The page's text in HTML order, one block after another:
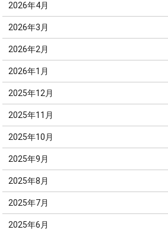
2026年4月
2026年3月
2026年2月
2026年1月
2025年12月
2025年11月
2025年10月
2025年9月
2025年8月
2025年7月
2025年6月